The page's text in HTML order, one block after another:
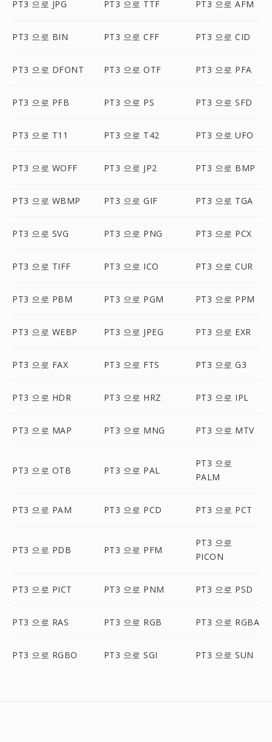
PT3 으로 JPG PT3 으로 TTF PT3 으로 AFM
PT3 으로 BIN PT3 으로 CFF PT3 으로 CID
PT3 으로 DFONT PT3 으로 OTF PT3 으로 PFA
PT3 으로 PFB PT3 으로 PS PT3 으로 SFD
PT3 으로 T11 PT3 으로 T42 PT3 으로 UFO
PT3 으로 WOFF PT3 으로 JP2 PT3 으로 BMP
PT3 으로 WBMP PT3 으로 GIF PT3 으로 TGA
PT3 으로 SVG PT3 으로 PNG PT3 으로 PCX
PT3 으로 TIFF PT3 으로 ICO PT3 으로 CUR
PT3 으로 PBM PT3 으로 PGM PT3 으로 PPM
PT3 으로 WEBP PT3 으로 JPEG PT3 으로 EXR
PT3 으로 FAX PT3 으로 FTS PT3 으로 G3
PT3 으로 HDR PT3 으로 HRZ PT3 으로 IPL
PT3 으로 MAP PT3 으로 MNG PT3 으로 MTV
PT3 으로 OTB PT3 으로 PAL
PT3 으로
PALM
PT3 으로 PAM PT3 으로 PCD PT3 으로 PCT
PT3 으로 PDB PT3 으로 PFM
PT3 으로
PICON
PT3 으로 PICT PT3 으로 PNM PT3 으로 PSD
PT3 으로 RAS PT3 으로 RGB PT3 으로 RGBA
PT3 으로 RGBO PT3 으로 SGI PT3 으로 SUN